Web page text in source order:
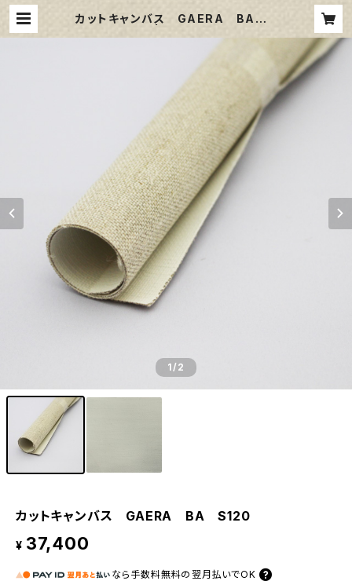
カットキャンバス GAERA BA S
1/2
カットキャンバス GAERA BA S120
¥ 37,400
なら 手数料無料の 翌月払いでOK